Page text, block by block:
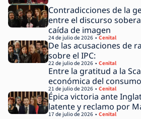
Contradicciones de la
entre el discurso
caída de imagen
Cenital
24 de julio de 2026
De las acusaciones de
sobre el IPC:
Cenital
22 de julio de 2026
Entre la gratitud a la
económica del consumo
Cenital
21 de julio de 2026
Épica victoria ante
latente y reclamo por
Cenital
17 de julio de 2026